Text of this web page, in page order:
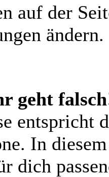
auf der
ändern.
geht
entspricht
In
dich